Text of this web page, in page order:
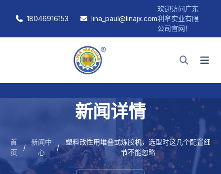
18046916153 lina_paul@linajx.com
欢迎访问广东
利拿实业有限
公司官网！
新闻详情
首
页
/
新闻中
心
/
塑料改性用堆叠式炼胶机，选型时这几个配置细
节不能忽略